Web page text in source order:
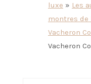
luxe » Les
montres de
Vacheron
Vacheron